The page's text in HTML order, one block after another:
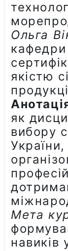
Ольга
кафедри
якістю
як
вибору
Мета
навиків